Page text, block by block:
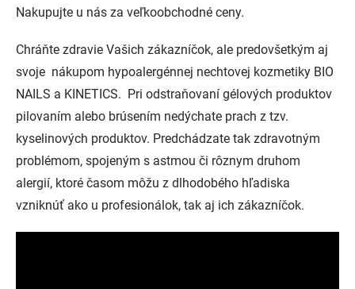
Nakupujte u nás za veľkoobchodné ceny.
Chráňte zdravie Vašich zákazníčok, ale predovšetkým aj
svoje nákupom hypoalergénnej nechtovej kozmetiky BIO
NAILS a KINETICS. Pri odstraňovaní gélových produktov
pilovaním alebo brúsením nedýchate prach z tzv.
kyselinových produktov. Predchádzate tak zdravotným
problémom, spojeným s astmou či rôznym druhom
alergií, ktoré časom môžu z dlhodobého hľadiska
vzniknúť ako u profesionálok, tak aj ich zákazníčok.